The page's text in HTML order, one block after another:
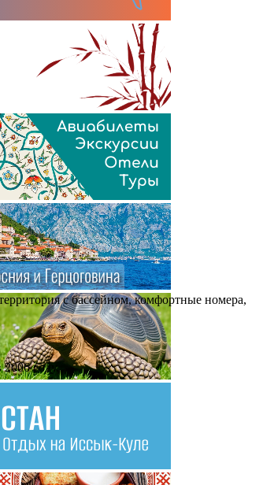
с бассейном, комфортные номера,
году.